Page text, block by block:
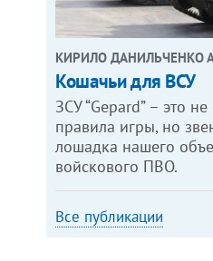
КИРИЛО ДАНИЛЬЧЕНКО
Кошачьи для ВСУ
ЗСУ “Gepard” – это
правила игры, но
лошадка нашего
войскового ПВО.
Все публикации